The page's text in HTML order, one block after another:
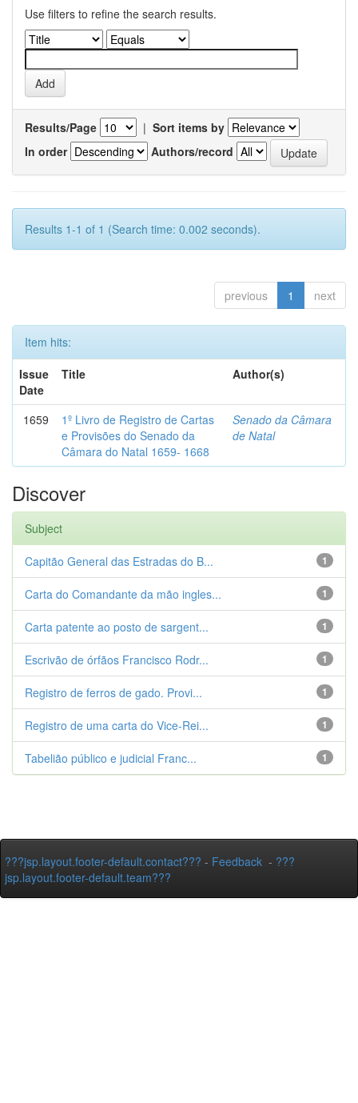
Use filters to refine the search results.
Results/Page | Sort items by
In order
Authors/record
Results 1-1 of 1 (Search time: 0.002 seconds).
previous 1 next
Item hits:
Issue
Date
Title Author(s)
1659
1º Livro de Registro de Cartas
e Provisões do Senado da
Câmara do Natal 1659- 1668
Senado da Câmara
de Natal
Discover
Subject
1
Capitão General das Estradas do B...
1
Carta do Comandante da mão ingles...
1
Carta patente ao posto de sargent...
1
Escrivão de órfãos Francisco Rodr...
1
Registro de ferros de gado. Provi...
1
Registro de uma carta do Vice-Rei...
1
Tabelião público e judicial Franc...
???jsp.layout.footer-default.contact??? - Feedback - ???
jsp.layout.footer-default.team???